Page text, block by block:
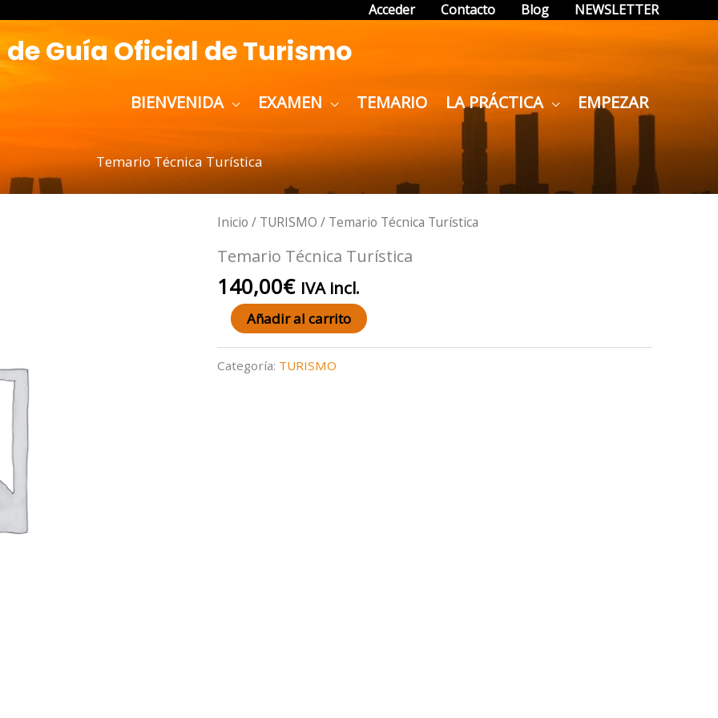
Acceder Contacto Blog NEWSLETTER
Guía Oficial de Turismo
BIENVENIDA EXAMEN TEMARIO LA PRÁCTICA EMPEZAR
Temario Técnica Turística
Inicio / TURISMO / Temario Técnica Turística
Temario Técnica Turística
140,00€ IVA incl.
Temario
cantidad
Añadir al carrito
Categoría: TURISMO